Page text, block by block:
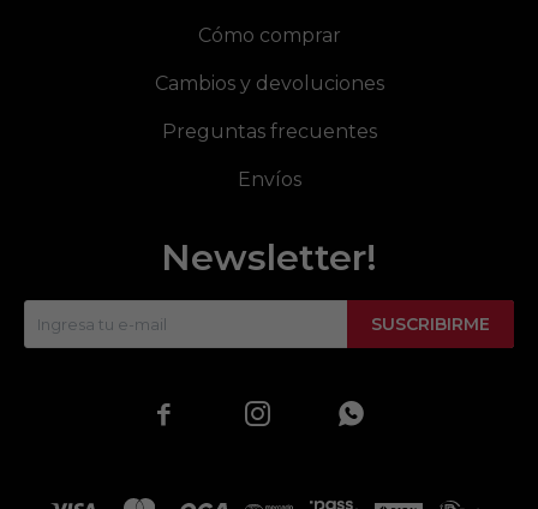
Cómo comprar
Cambios y devoluciones
Preguntas frecuentes
Envíos
Newsletter!
SUSCRIBIRME
  